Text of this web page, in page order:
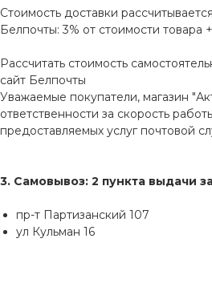
Стоимость доставки
Белпочты: 3% от стоимости товара
Рассчитать стоимость
сайт Белпочты
Уважаемые покупатели, магазин
ответственности за скорость
предоставляемых услуг почтовой
3. Самовывоз: 2 пункта выдачи
пр-т Партизанский 107
ул Кульман 16